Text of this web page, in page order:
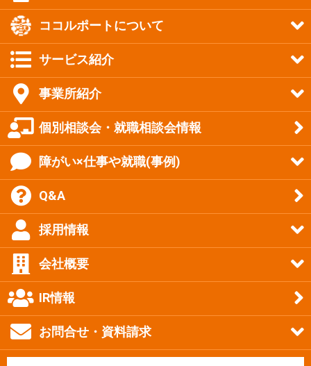
ココルポートについて
サービス紹介
事業所紹介
個別相談会・就職相談会情報
障がい×仕事や就職(事例)
Q&A
採用情報
会社概要
IR情報
お問合せ・資料請求